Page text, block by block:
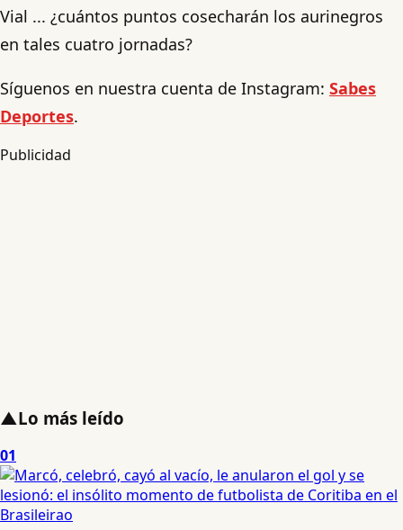
Vial ... ¿cuántos puntos cosecharán los aurinegros
en tales cuatro jornadas?
Síguenos en nuestra cuenta de Instagram: Sabes
Deportes.
Publicidad
▲Lo más leído
01